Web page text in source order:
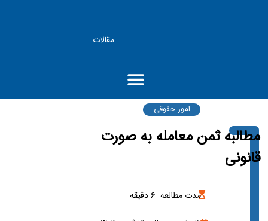
مقالات
امور حقوقی
مطالبه ثمن معامله به صورت
قانونی
مدت مطالعه: 6دقیقه